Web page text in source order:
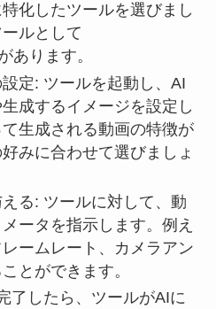
化したツールを選びまし
ルとして
あります。
定: ツールを起動し、AI
成するイメージを設定し
生成される動画の特徴が
みに合わせて選びましょ
る: ツールに対して、動
ータを指示します。例え
ームレート、カメラアン
とができます。
了したら、ツールがAIに